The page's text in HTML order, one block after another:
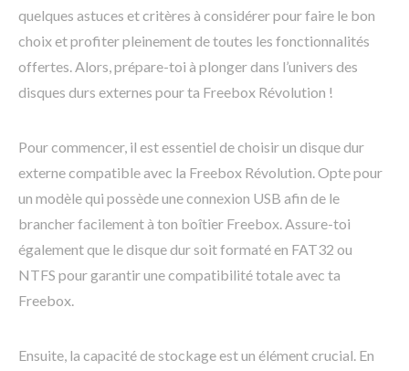
quelques astuces et critères à considérer pour faire le bon
choix et profiter pleinement de toutes les fonctionnalités
offertes. Alors, prépare-toi à plonger dans l’univers des
disques durs externes pour ta Freebox Révolution !
Pour commencer, il est essentiel de choisir un disque dur
externe compatible avec la Freebox Révolution. Opte pour
un modèle qui possède une connexion USB afin de le
brancher facilement à ton boîtier Freebox. Assure-toi
également que le disque dur soit formaté en FAT32 ou
NTFS pour garantir une compatibilité totale avec ta
Freebox.
Ensuite, la capacité de stockage est un élément crucial. En